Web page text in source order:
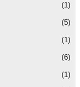
(1)
(5)
(1)
(6)
(1)